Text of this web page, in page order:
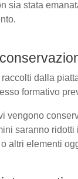
sia stata
raccolti dalla
formativo
vengono
saranno
altri elementi